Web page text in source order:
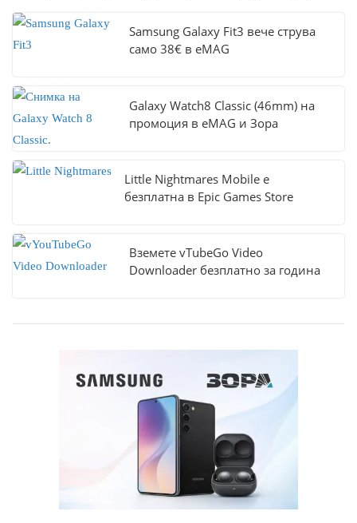
Samsung Galaxy Fit3 вече струва
само 38€ в eMAG
Galaxy Watch8 Classic (46mm) на
промоция в eMAG и Зора
Little Nightmares Mobile е
безплатна в Epic Games Store
Вземете vTubeGo Video
Downloader безплатно за година